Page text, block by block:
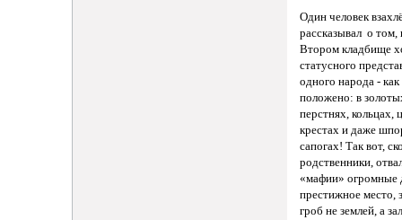
Один человек
рассказывал о том,
Втором кладбище
статусного
одного народа - как
положено: в
перстнях, кольцах,
крестах и даже
сапогах! Так вот,
родственники,
«мафии» огромные
престижное место,
гроб не землей, а